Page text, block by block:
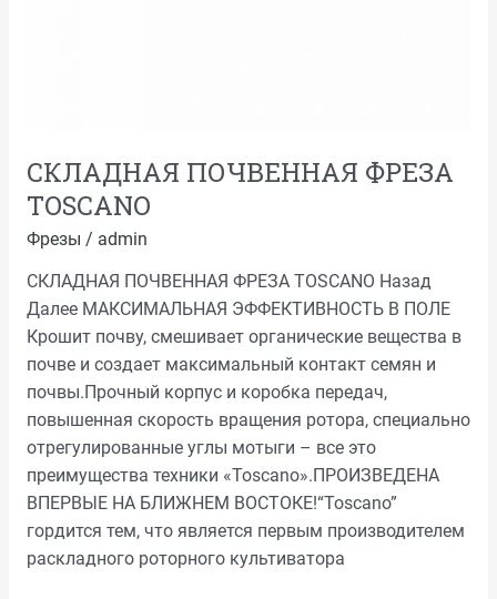
СКЛАДНАЯ ПОЧВЕННАЯ ФРЕЗА
TOSCANO
Фрезы / admin
СКЛАДНАЯ ПОЧВЕННАЯ ФРЕЗА TOSCANO Назад
Далее МАКСИМАЛЬНАЯ ЭФФЕКТИВНОСТЬ В ПОЛЕ
Крошит почву, смешивает органические вещества в
почве и создает максимальный контакт семян и
почвы.Прочный корпус и коробка передач,
повышенная скорость вращения ротора, специально
отрегулированные углы мотыги – все это
преимущества техники «Toscano».ПРОИЗВЕДЕНА
ВПЕРВЫЕ НА БЛИЖНЕМ ВОСТОКЕ!“Toscano”
гордится тем, что является первым производителем
раскладного роторного культиватора